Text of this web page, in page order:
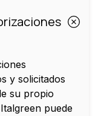
y solicitados
su propio
puede